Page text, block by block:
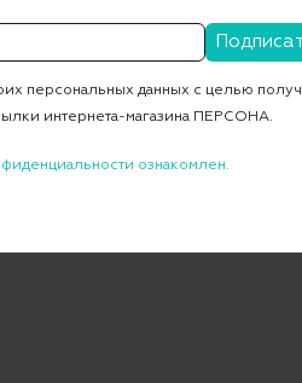
персональных данных с целью
интернета-магазина ПЕРСОНА.
ознакомлен.